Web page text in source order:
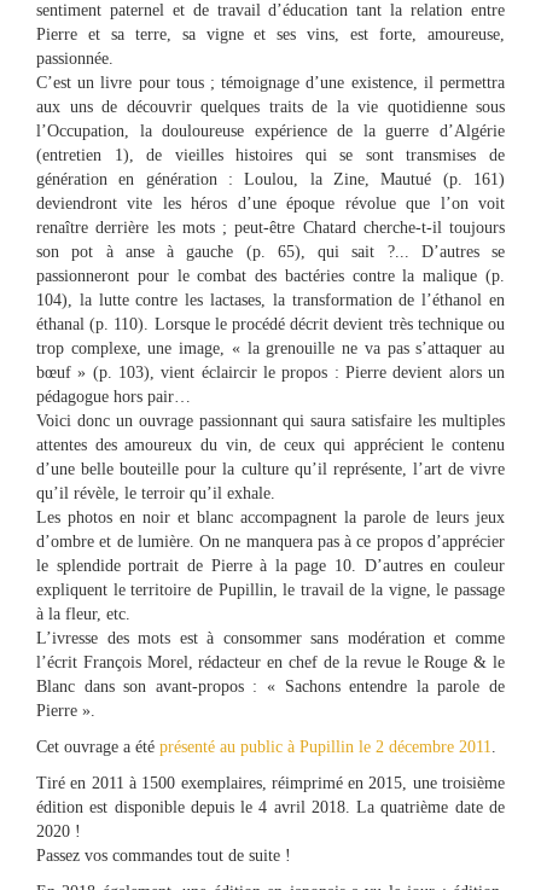
sentiment paternel et de travail d’éducation tant la relation entre
Pierre et sa terre, sa vigne et ses vins, est forte, amoureuse,
passionnée.
C’est un livre pour tous ; témoignage d’une existence, il permettra
aux uns de découvrir quelques traits de la vie quotidienne sous
l’Occupation, la douloureuse expérience de la guerre d’Algérie
(entretien 1), de vieilles histoires qui se sont transmises de
génération en génération : Loulou, la Zine, Mautué (p. 161)
deviendront vite les héros d’une époque révolue que l’on voit
renaître derrière les mots ; peut-être Chatard cherche-t-il toujours
son pot à anse à gauche (p. 65), qui sait ?... D’autres se
passionneront pour le combat des bactéries contre la malique (p.
104), la lutte contre les lactases, la transformation de l’éthanol en
éthanal (p. 110). Lorsque le procédé décrit devient très technique ou
trop complexe, une image, « la grenouille ne va pas s’attaquer au
bœuf » (p. 103), vient éclaircir le propos : Pierre devient alors un
pédagogue hors pair…
Voici donc un ouvrage passionnant qui saura satisfaire les multiples
attentes des amoureux du vin, de ceux qui apprécient le contenu
d’une belle bouteille pour la culture qu’il représente, l’art de vivre
qu’il révèle, le terroir qu’il exhale.
Les photos en noir et blanc accompagnent la parole de leurs jeux
d’ombre et de lumière. On ne manquera pas à ce propos d’apprécier
le splendide portrait de Pierre à la page 10. D’autres en couleur
expliquent le territoire de Pupillin, le travail de la vigne, le passage
à la fleur, etc.
L’ivresse des mots est à consommer sans modération et comme
l’écrit François Morel, rédacteur en chef de la revue le Rouge & le
Blanc dans son avant-propos : « Sachons entendre la parole de
Pierre ».
Cet ouvrage a été présenté au public à Pupillin le 2 décembre 2011.
Tiré en 2011 à 1500 exemplaires, réimprimé en 2015, une troisième
édition est disponible depuis le 4 avril 2018. La quatrième date de
2020 !
Passez vos commandes tout de suite !